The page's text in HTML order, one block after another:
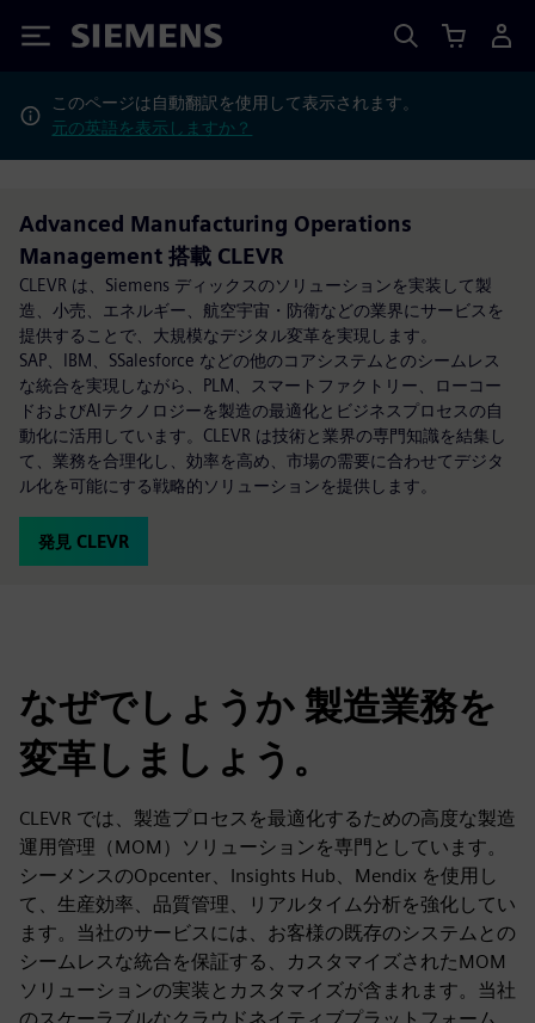
Siemens
このページは自動翻訳を使用して表示されます。
元の英語を表示しますか？
Advanced Manufacturing Operations
Management 搭載 CLEVR
CLEVR は、Siemens ディックスのソリューションを実装して製
造、小売、エネルギー、航空宇宙・防衛などの業界にサービスを
提供することで、大規模なデジタル変革を実現します。
SAP、IBM、SSalesforce などの他のコアシステムとのシームレス
な統合を実現しながら、PLM、スマートファクトリー、ローコー
ドおよびAIテクノロジーを製造の最適化とビジネスプロセスの自
動化に活用しています。CLEVR は技術と業界の専門知識を結集し
て、業務を合理化し、効率を高め、市場の需要に合わせてデジタ
ル化を可能にする戦略的ソリューションを提供します。
発見 CLEVR
なぜでしょうか 製造業務を
変革しましょう。
CLEVR では、製造プロセスを最適化するための高度な製造
運用管理（MOM）ソリューションを専門としています。
シーメンスのOpcenter、Insights Hub、Mendix を使用し
て、生産効率、品質管理、リアルタイム分析を強化してい
ます。当社のサービスには、お客様の既存のシステムとの
シームレスな統合を保証する、カスタマイズされたMOM
ソリューションの実装とカスタマイズが含まれます。当社